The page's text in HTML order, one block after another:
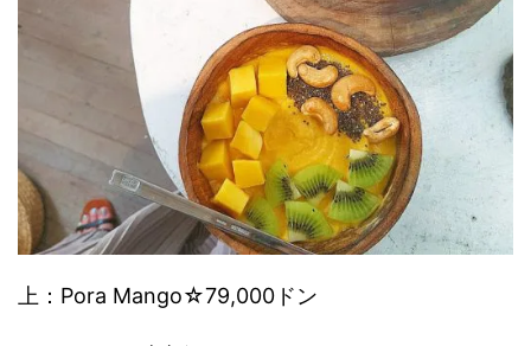
上： Pora Mango☆79,000ドン